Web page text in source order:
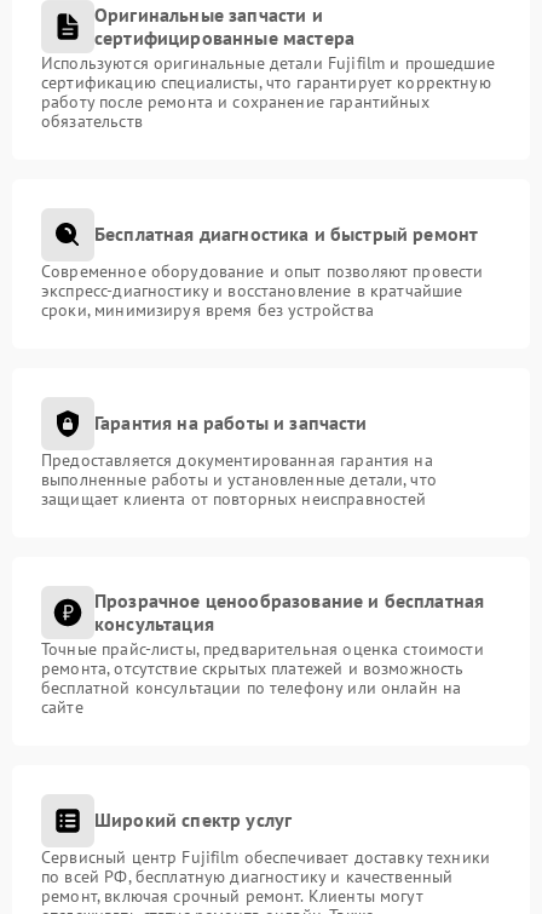
Оригинальные запчасти и
сертифицированные мастера
Используются оригинальные детали Fujifilm и прошедшие
сертификацию специалисты, что гарантирует корректную
работу после ремонта и сохранение гарантийных
обязательств
Бесплатная диагностика и быстрый ремонт
Современное оборудование и опыт позволяют провести
экспресс-диагностику и восстановление в кратчайшие
сроки, минимизируя время без устройства
Гарантия на работы и запчасти
Предоставляется документированная гарантия на
выполненные работы и установленные детали, что
защищает клиента от повторных неисправностей
Прозрачное ценообразование и бесплатная
консультация
Точные прайс-листы, предварительная оценка стоимости
ремонта, отсутствие скрытых платежей и возможность
бесплатной консультации по телефону или онлайн на
сайте
Широкий спектр услуг
Сервисный центр Fujifilm обеспечивает доставку техники
по всей РФ, бесплатную диагностику и качественный
ремонт, включая срочный ремонт. Клиенты могут